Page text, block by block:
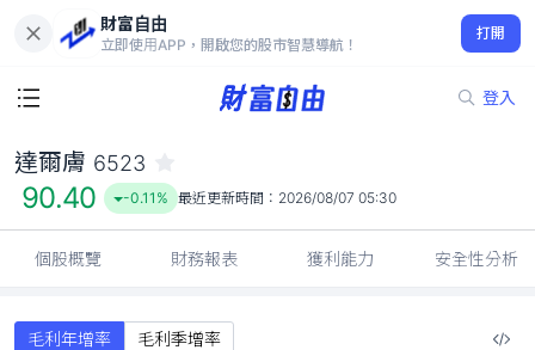
財富自由
立即使用APP，開啟您的股市智慧導航！
打開
登入
90.40
-0.11%
達爾膚 6523
90.40 -0.11% 最近更新時間： 2026/08/07 05:30
個股概覽 財務報表 獲利能力 安全性分析
毛利年增率 毛利季增率